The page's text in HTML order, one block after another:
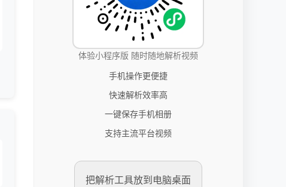
体验小程序版 随时随地解析视频
手机操作更便捷
快速解析效率高
一键保存手机相册
支持主流平台视频
把解析工具放到电脑桌面